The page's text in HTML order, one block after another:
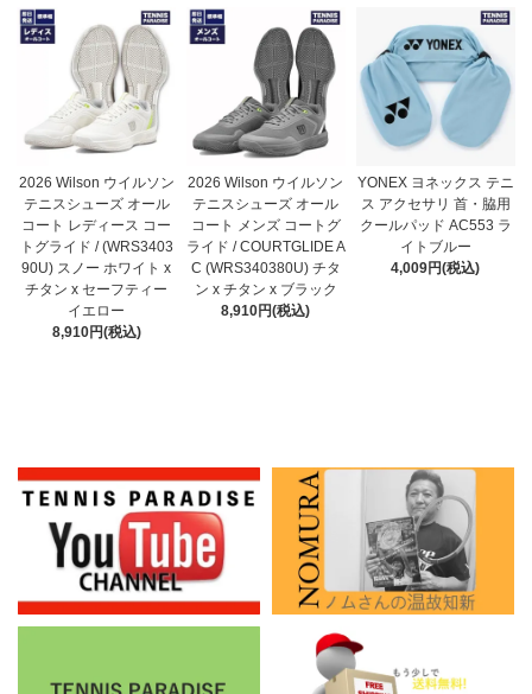
2026 Wilson ウイルソン
テニスシューズ オール
コート レディース コー
トグライド / (WRS3403
90U) スノー ホワイト x
チタン x セーフティー
イエロー
8,910円(税込)
2026 Wilson ウイルソン
テニスシューズ オール
コート メンズ コートグ
ライド / COURTGLIDE A
C (WRS340380U) チタ
ン x チタン x ブラック
8,910円(税込)
YONEX ヨネックス テニ
ス アクセサリ 首・脇用
クールパッド AC553 ラ
イトブルー
4,009円(税込)